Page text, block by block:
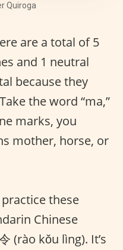
Quiroga
are a total of 5
and 1 neutral
because they
the word “ma,”
marks, you
mother, horse, or
these
Chinese
(rào kǒu lìng). It’s